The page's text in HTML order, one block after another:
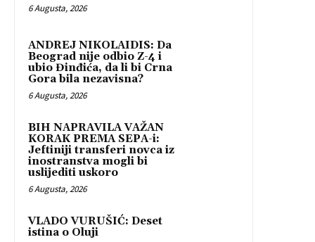
6 Augusta, 2026
ANDREJ NIKOLAIDIS: Da
Beograd nije odbio Z-4 i
ubio Đinđića, da li bi Crna
Gora bila nezavisna?
6 Augusta, 2026
BIH NAPRAVILA VAŽAN
KORAK PREMA SEPA-i:
Jeftiniji transferi novca iz
inostranstva mogli bi
uslijediti uskoro
6 Augusta, 2026
VLADO VURUŠIĆ: Deset
istina o Oluji